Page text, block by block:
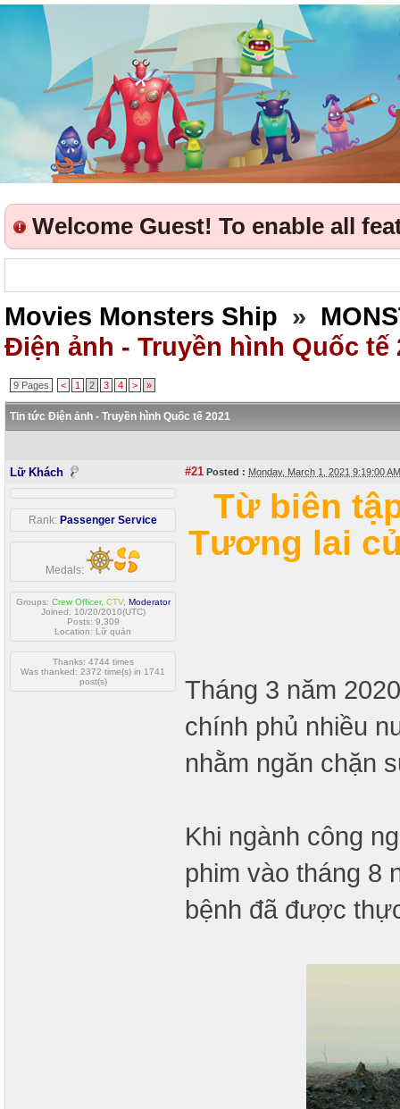
Welcome Guest! To enable all
Movies Monsters Ship »
Điện ảnh - Truyền hình Quốc tế
9 Pages < 1 2 3 4 > »
Tin tức Điện ảnh - Truyền hình Quốc tế 2021
Lữ Khách #21 Posted : Monday, March 1, 2021 9:19:00
Rank: Passenger Service
Medals:
Groups: Crew Officer, CTV, Moderator
Joined: 10/20/2010(UTC)
Posts: 9,309
Location: Lữ quán
Thanks: 4744 times
Was thanked: 2372 time(s) in 1741
post(s)
Từ biên
Tương lai
Tháng 3 năm
chính phủ nhiều
nhằm ngăn chặn
Khi ngành công
phim vào tháng 8
bệnh đã được